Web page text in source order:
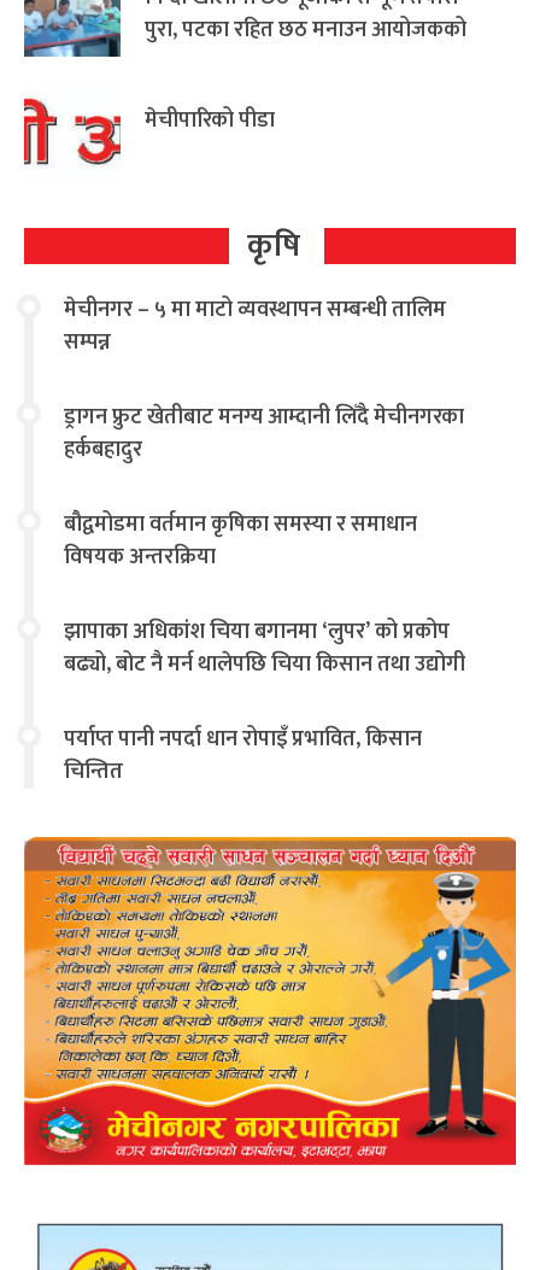
पुरा, पटका रहित छठ मनाउन आयोजकको
मेचीपारिको पीडा
कृषि
मेचीनगर – ५ मा माटो व्यवस्थापन सम्बन्धी तालिम
सम्पन्न
ड्रागन फ्रुट खेतीबाट मनग्य आम्दानी लिँदै मेचीनगरका
हर्कबहादुर
बौद्वमोडमा वर्तमान कृषिका समस्या र समाधान
विषयक अन्तरक्रिया
झापाका अधिकांश चिया बगानमा ‘लुपर’ को प्रकोप
बढ्यो, बोट नै मर्न थालेपछि चिया किसान तथा उद्योगी
पर्याप्त पानी नपर्दा धान रोपाइँ प्रभावित, किसान
चिन्तित